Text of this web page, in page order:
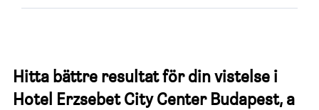
Hitta bättre resultat för din vistelse i
Hotel Erzsebet City Center Budapest, a